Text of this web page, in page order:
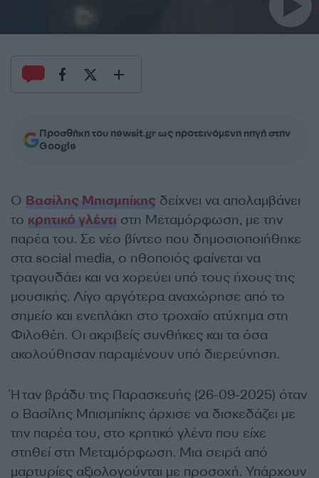
Προσθήκη του newsit.gr ως προτεινόμενη πηγή στην
Google
Ο Βασίλης Μπισμπίκης δείχνει να απολαμβάνει
το κρητικό γλέντι στη Μεταμόρφωση, με την
παρέα του. Σε νέο βίντεο που δημοσιοποιήθηκε
στα social media, ο ηθοποιός φαίνεται να
τραγουδάει και να χορεύει υπό τους ήχους της
μουσικής. Λίγο αργότερα αναχώρησε από το
σημείο και ενεπλάκη στο τροχαίο ατύχημα στη
Φιλοθέη. Οι ακριβείς συνθήκες και τα όσα
ακολούθησαν παραμένουν υπό διερεύνηση.
Ήταν βράδυ της Παρασκευής (26-09-2025) όταν
ο Βασίλης Μπισμπίκης άρχισε να δισκεδάζει με
την παρέα του, στο κρητικό γλέντι που είχε
στηθεί στη Μεταμόρφωση. Μια σειρά από
μαρτυρίες αξιολογούνται με προσοχή. Υπάρχουν